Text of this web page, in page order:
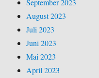
September 2023
August 2023
Juli 2023
Juni 2023
Mai 2023
April 2023